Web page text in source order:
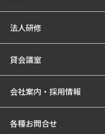
法人研修
貸会議室
会社案内・採用情報
各種お問合せ